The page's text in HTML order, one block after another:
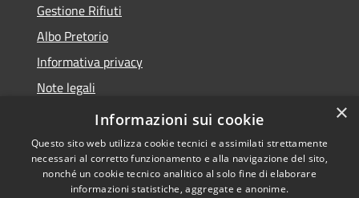
Gestione Rifiuti
Albo Pretorio
Informativa privacy
Note legali
Dichiarazione di accessibilità
Copyright © 2026 • Comune di
×
Informazioni sui cookie
Questo sito web utilizza cookie tecnici e assimilati strettamente
necessari al corretto funzionamento e alla navigazione del sito,
nonché un cookie tecnico analitico al solo fine di elaborare
informazioni statistiche, aggregate e anonime.